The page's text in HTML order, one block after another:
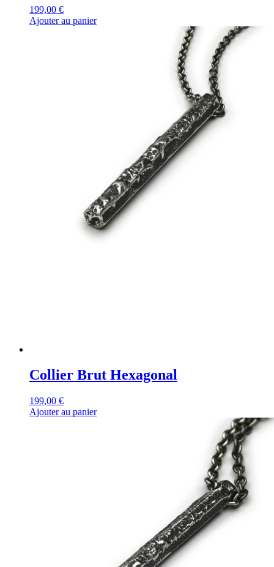
199,00 €
Ajouter au panier
Collier Brut Hexagonal
199,00 €
Ajouter au panier